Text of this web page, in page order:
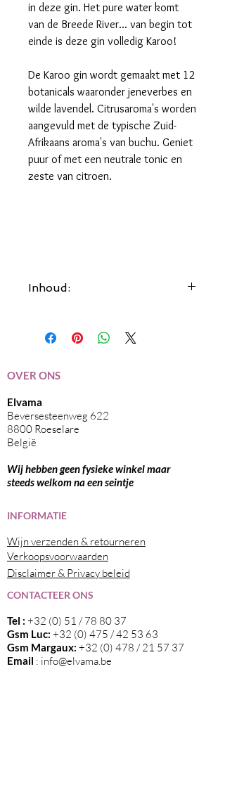
in deze gin. Het pure water komt
van de Breede River... van begin tot
einde is deze gin volledig Karoo!
De Karoo gin wordt gemaakt met 12
botanicals waaronder jeneverbes en
wilde lavendel. Citrusaroma's worden
aangevuld met de typische Zuid-
Afrikaans aroma's van buchu. Geniet
puur of met een neutrale tonic en
zeste van citroen.
Inhoud:
OVER ONS
Elvama
Beversesteenweg 622
8800 Roeselare
België
Wij hebben geen fysieke winkel maar
steeds welkom na een seintje
INFORMATIE
Wijn verzenden & retourneren
Verkoopsvoorwaarden
Disclaimer & Privacy beleid
CONTACTEER ONS
Tel : +32 (0) 51 / 78 80 37
Gsm Luc: +32 (0) 475 / 42 53 63
Gsm Margaux: +32 (0) 478 / 21 57 37
Email : info@elvama.be